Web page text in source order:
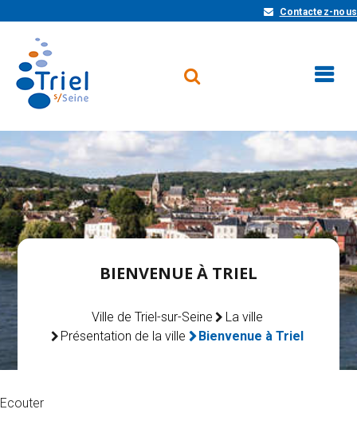
Contactez-nous
BIENVENUE À TRIEL
Ville de Triel-sur-Seine
La ville
Présentation de la ville
Bienvenue à Triel
Ecouter